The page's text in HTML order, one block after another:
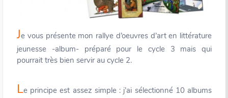
Je vous présente mon rallye d’oeuvres d’art en littérature
jeunesse -album- préparé pour le cycle 3 mais qui
pourrait très bien servir au cycle 2.
Le principe est assez simple : j’ai sélectionné 10 albums